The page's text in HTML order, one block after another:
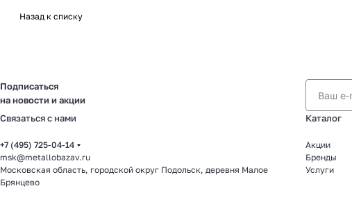
Назад к списку
Подписаться
на новости и акции
Связаться с нами
+7 (495) 725-04-14
msk@metallobazav.ru
Московская область, городской округ Подольск, деревня Малое
Брянцево
Каталог
Акции
Бренды
Услуги